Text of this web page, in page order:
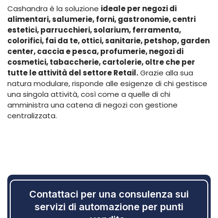
Cashandra è la soluzione ideale per negozi di
alimentari, salumerie, forni, gastronomie, centri
estetici, parrucchieri, solarium, ferramenta,
colorifici, fai da te, ottici, sanitarie, petshop, garden
center, caccia e pesca, profumerie, negozi di
cosmetici, tabaccherie, cartolerie, oltre che per
tutte le attività del settore Retail.Grazie alla sua
natura modulare, risponde alle esigenze di chi gestisce
una singola attività, così come a quelle di chi
amministra una catena di negozi con gestione
centralizzata.
Contattaci per una consulenza sui
servizi di automazione per punti